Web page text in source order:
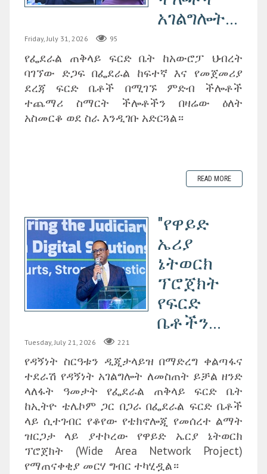
አገልግሎት...
Friday, July 31, 2026 95
የፌደራል ጠቅላይ ፍርድ ቤት ከአውሮፓ ህብረት
ባገኘው ድጋፍ በፌደራል ከፍተኛ እና የመጀመሪያ
ደረጃ ፍርድ ቤቶች በሚገኙ ምድብ ችሎቶች
ተጨማሪ ስማርት ችሎቶችን በዛሬው ዕለት
አስመርቆ ወደ ስራ እንዲገቡ አድርጓል።
READ MORE
"የዋይድ
ኤሪያ
ኔትወርክ
ፕሮጀክት
የፍርድ
ቤቶችን...
Tuesday, July 21, 2026 221
የዳኝነት ስርዓቱን ዲጂታላይዝ በማድረግ ቀልጣፋና
ተደራሽ የዳኝነት አገልግሎት ለመስጠት ይቻል ዘንድ
ላለፋት ዓመታት የፌደራል ጠቅላይ ፍርድ ቤት
ከኢትዮ ቴሌኮም ጋር በጋራ በፌደራል ፍርድ ቤቶች
ላይ ሲተገብር የቆየው የቴክኖሎጂ የመሰረተ ልማት
ዝርጋታ ላይ ያተኮረው የዋይድ ኤርያ ኔትወርክ
ፕሮጀክት (Wide Area Network Project)
የማጠናቀቂያ መርሃ ግብር ተካሂዷል።